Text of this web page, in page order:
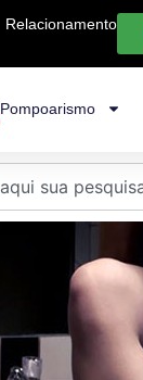
Relacionamento
Pompoarismo